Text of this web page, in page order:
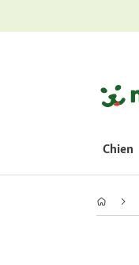
Chien